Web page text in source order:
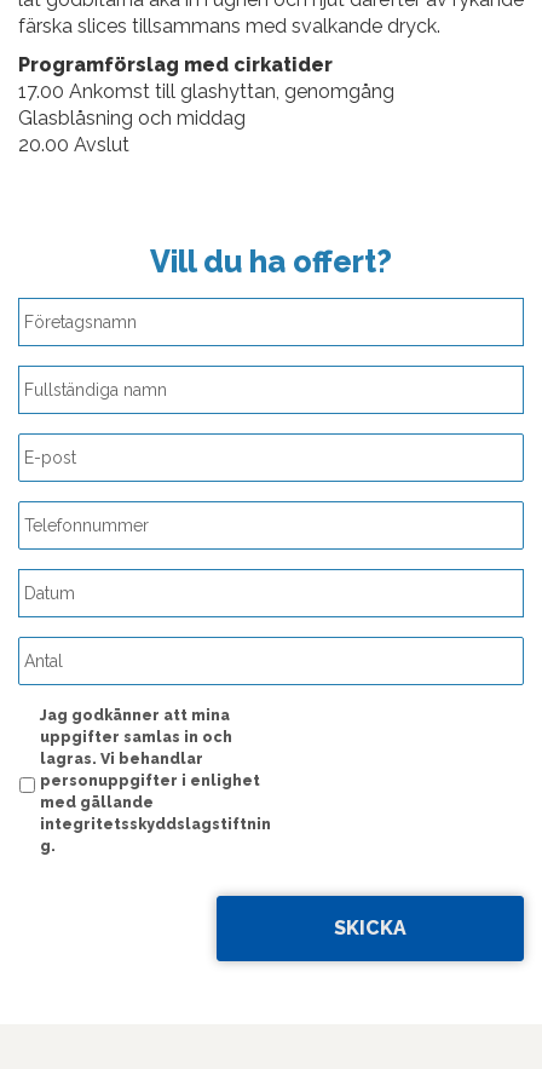
färska slices tillsammans med svalkande dryck.
Programförslag med cirkatider
17.00 Ankomst till glashyttan, genomgång
Glasblåsning och middag
20.00 Avslut
Vill du ha offert?
streck
DD
Jag godkänner att mina
uppgifter samlas in och
lagras. Vi behandlar
personuppgifter i enlighet
med gällande
integritetsskyddslagstiftnin
g.